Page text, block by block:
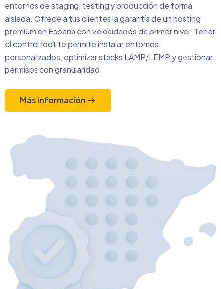
entornos de staging, testing y producción de forma
aislada. Ofrece a tus clientes la garantía de un hosting
premium en España con velocidades de primer nivel. Tener
el control root te permite instalar entornos
personalizados, optimizar stacks LAMP/LEMP y gestionar
permisos con granularidad.
Más información